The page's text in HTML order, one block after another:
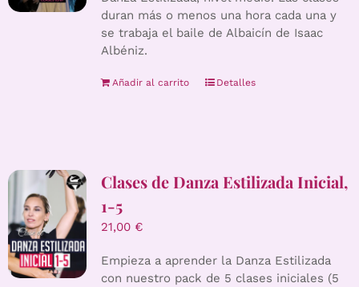
duran más o menos una hora cada una y
se trabaja el baile de Albaicín de Isaac
Albéniz.
Añadir al carrito Detalles
Clases de Danza Estilizada Inicial,
1-5
21,00 €
Empieza a aprender la Danza Estilizada
con nuestro pack de 5 clases iniciales (5